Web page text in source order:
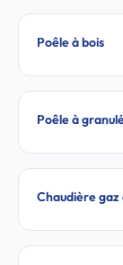
Poêle à bois
Poêle à
Chaudière